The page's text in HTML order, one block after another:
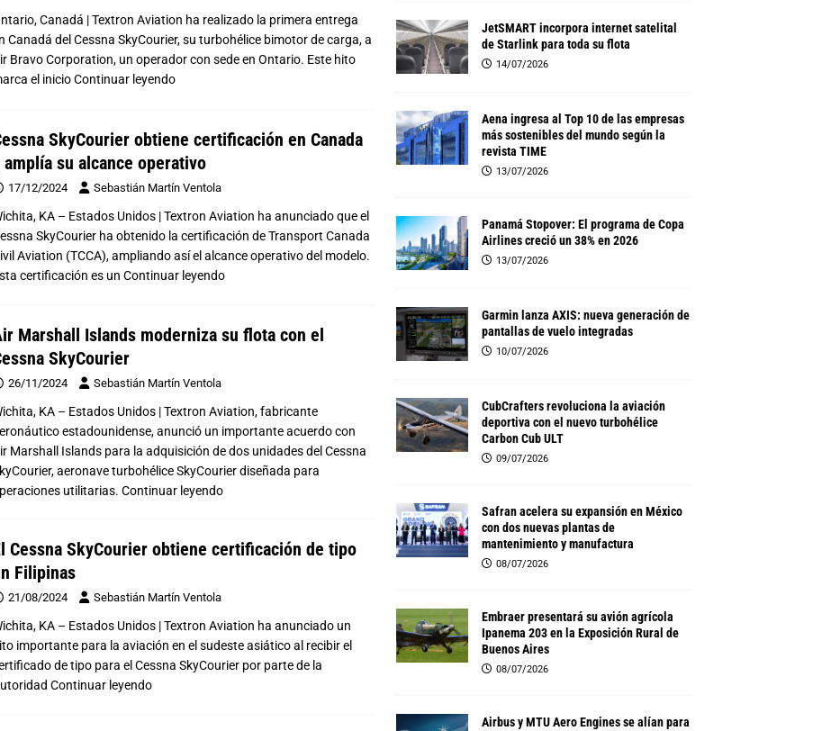
Canadá | Textron Aviation ha realizado la primera entrega
Canadá del Cessna SkyCourier, su turbohélice bimotor de carga, a
Bravo Corporation, un operador con sede en Ontario. Este hito
el inicioContinuar leyendo
SkyCourier obtiene certificación en Canada
amplía su alcance operativo
17/12/2024 Sebastián Martín Ventola
KA – Estados Unidos | Textron Aviation ha anunciado que el
SkyCourier ha obtenido la certificación de Transport Canada
Aviation (TCCA), ampliando así el alcance operativo del modelo.
certificación es un Continuar leyendo
Marshall Islands moderniza su flota con el
SkyCourier
26/11/2024 Sebastián Martín Ventola
KA – Estados Unidos | Textron Aviation, fabricante
estadounidense, anunció un importante acuerdo con
Marshall Islands para la adquisición de dos unidades del Cessna
aeronave turbohélice SkyCourier diseñada para
utilitarias. Continuar leyendo
Cessna SkyCourier obtiene certificación de tipo
Filipinas
21/08/2024 Sebastián Martín Ventola
KA – Estados Unidos | Textron Aviation ha anunciado un
importante para la aviación en el sudeste asiático al recibir el
de tipo para el Cessna SkyCourier por parte de la
Continuar leyendo
JetSMART incorpora internet satelital
de Starlink para toda su flota
14/07/2026
Aena ingresa al Top 10 de las empresas
más sostenibles del mundo según la
revista TIME
13/07/2026
Panamá Stopover: El programa de Copa
Airlines creció un 38% en 2026
13/07/2026
Garmin lanza AXIS: nueva generación de
pantallas de vuelo integradas
10/07/2026
CubCrafters revoluciona la aviación
deportiva con el nuevo turbohélice
Carbon Cub ULT
09/07/2026
Safran acelera su expansión en México
con dos nuevas plantas de
mantenimiento y manufactura
08/07/2026
Embraer presentará su avión agrícola
Ipanema 203 en la Exposición Rural de
Buenos Aires
08/07/2026
Airbus y MTU Aero Engines se alían para